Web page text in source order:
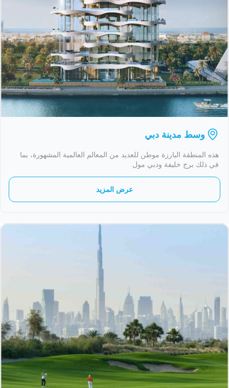
وسط مدينة دبي
هذه المنطقة البارزة موطن للعديد من المعالم العالمية المشهورة، بما
في ذلك برج خليفة ودبي مول
عرض المزيد